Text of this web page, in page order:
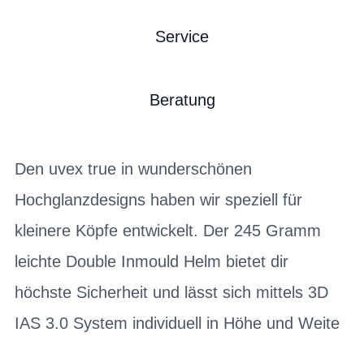
Service
Beratung
Den uvex true in wunderschönen
Hochglanzdesigns haben wir speziell für
kleinere Köpfe entwickelt. Der 245 Gramm
leichte Double Inmould Helm bietet dir
höchste Sicherheit und lässt sich mittels 3D
IAS 3.0 System individuell in Höhe und Weite